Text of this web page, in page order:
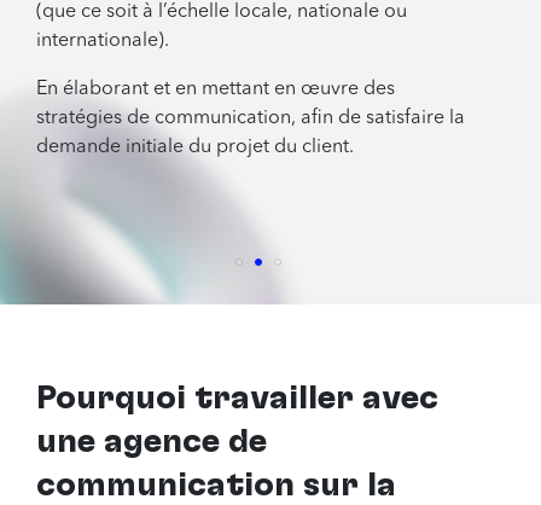
(que ce soit à l’échelle locale, nationale ou
internationale).
En élaborant et en mettant en œuvre des
stratégies de communication, afin de satisfaire la
demande initiale du projet du client.
Pourquoi travailler avec
une agence de
communication sur la